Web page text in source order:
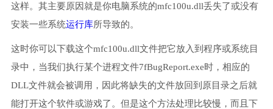
这样。其主要原因就是你电脑系统的mfc100u.dll丢失了或没有
安装一些系统运行库所导致的。
这时你可以下载这个mfc100u.dll文件把它放入到程序或系统目
录中，当我们执行某个进程文件7fBugReport.exe时，相应的
DLL文件就会被调用，因此将缺失的文件放回到原目录之后就
能打开这个软件或游戏了。但是这个方法处理比较慢，而且下